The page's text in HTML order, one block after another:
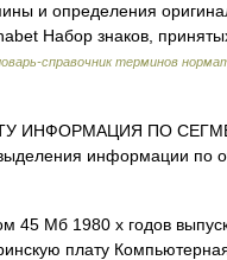
и определения
Набор знаков,
справочник терминов
ИНФОРМАЦИЯ ПО
информации по
Мб 1980 х годов
плату